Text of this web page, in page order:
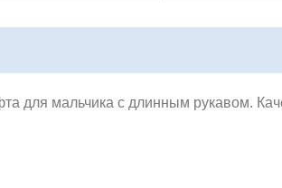
для мальчика с длинным рукавом.